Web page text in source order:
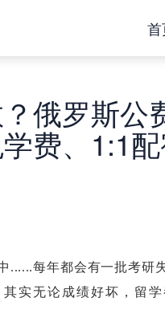
俄罗斯公
费、1:1
......每年都会有一批考研
实无论成绩好坏，留学